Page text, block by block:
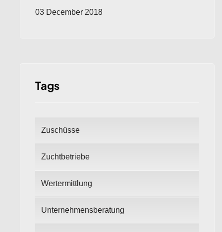
03 December 2018
Tags
Zuschüsse
Zuchtbetriebe
Wertermittlung
Unternehmensberatung